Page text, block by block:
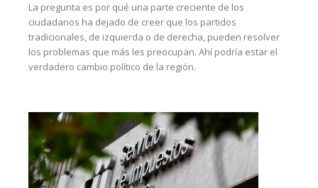
La pregunta es por qué una parte creciente de los
ciudadanos ha dejado de creer que los partidos
tradicionales, de izquierda o de derecha, pueden resolver
los problemas que más les preocupan. Ahí podría estar el
verdadero cambio político de la región.